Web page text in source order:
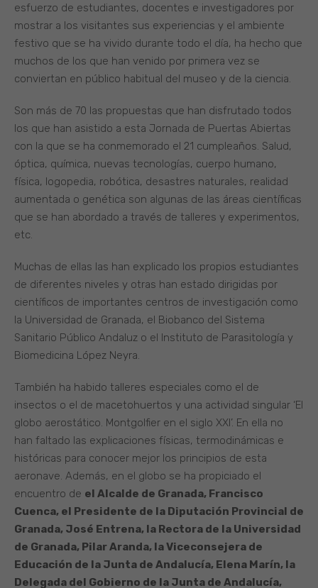
esfuerzo de estudiantes, docentes e investigadores por
mostrar a los visitantes sus experiencias y el ambiente
festivo que se ha vivido durante todo el día, ha hecho que
muchos de los que han venido por primera vez se
conviertan en público habitual del museo y de la ciencia.
Son más de 70 las propuestas que han disfrutado todos
los que han asistido a esta Jornada de Puertas Abiertas
con la que se ha conmemorado el 21 cumpleaños. Salud,
óptica, química, nuevas tecnologías, cuerpo humano,
física, logopedia, robótica, desastres naturales, realidad
aumentada o genética son algunas de las áreas científicas
que se han abordado a través de talleres y experimentos,
etc.
Muchas de ellas las han explicado los propios estudiantes
de diferentes niveles y otras han estado dirigidas por
científicos de importantes centros de investigación como
la Universidad de Granada, el Biobanco del Sistema
Sanitario Público Andaluz o el Instituto de Parasitología y
Biomedicina López Neyra.
También ha habido talleres especiales como el de
insectos o el de macetohuertos y una actividad singular ‘El
globo aerostático. Montgolfier en el siglo XXI’. En ella no
han faltado las explicaciones físicas, termodinámicas e
históricas para conocer mejor los principios de esta
aeronave. Además, en el globo se ha propiciado el
encuentro de el Alcalde de Granada, Francisco
Cuenca, el Presidente de la Diputación Provincial de
Granada, José Entrena, la Rectora de la Universidad
de Granada, Pilar Aranda, la Viceconsejera de
Educación de la Junta de Andalucía, Elena Marín, la
Delegada del Gobierno de la Junta de Andalucía,